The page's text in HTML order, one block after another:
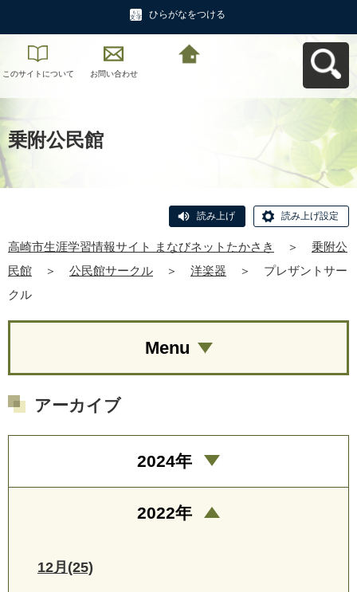
ひらがなをつける
このサイトについて お問い合わせ
乗附公民館
読み上げ 読み上げ設定
高崎市生涯学習情報サイト まなびネットたかさき ＞
乗附公
民館
＞ 公民館サークル ＞ 洋楽器 ＞
プレザントサー
クル
Menu
アーカイブ
2024年
2022年
12月(25)